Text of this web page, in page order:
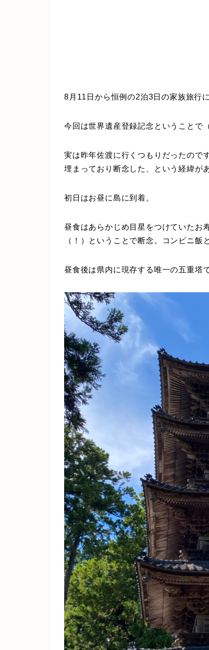
8月11日から恒例の2泊3日の家族旅行
今回は世界遺産登録記念ということで
実は昨年佐渡に行くつもりだったので
埋まっており断念した、という経緯が
初日はお昼に島に到着。
昼食はあらかじめ目星をつけていたお
（！）ということで断念。コンビニ飯
昼食後は県内に現存する唯一の五重塔